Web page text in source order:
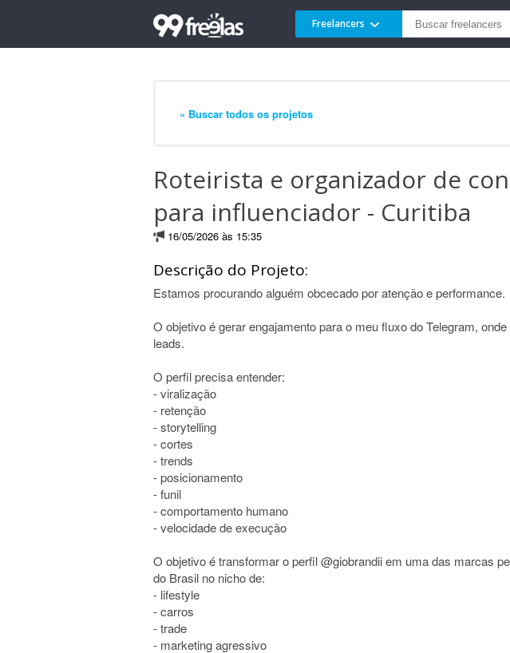
Freelancers
« Buscar todos os projetos
Roteirista e organizador de
para influenciador - Curitiba
16/05/2026 às 15:35
Descrição do Projeto:
Estamos procurando alguém obcecado por atenção e performance.
O objetivo é gerar engajamento para o meu fluxo do Telegram,
leads.
O perfil precisa entender:
- viralização
- retenção
- storytelling
- cortes
- trends
- posicionamento
- funil
- comportamento humano
- velocidade de execução
O objetivo é transformar o perfil @giobrandii em uma das marcas
do Brasil no nicho de:
- lifestyle
- carros
- trade
- marketing agressivo